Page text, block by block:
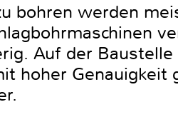
bohren werden
Auf der
hoher